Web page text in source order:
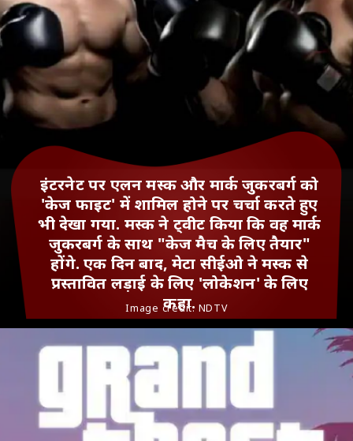
Image credit: NDTV
इंटरनेट पर एलन मस्क और मार्क जुकरबर्ग को
'केज फाइट' में शामिल होने पर चर्चा करते हुए
भी देखा गया. मस्क ने ट्वीट किया कि वह मार्क
जुकरबर्ग के साथ "केज मैच के लिए तैयार"
होंगे. एक दिन बाद, मेटा सीईओ ने मस्क से
प्रस्तावित लड़ाई के लिए 'लोकेशन' के लिए
कहा.